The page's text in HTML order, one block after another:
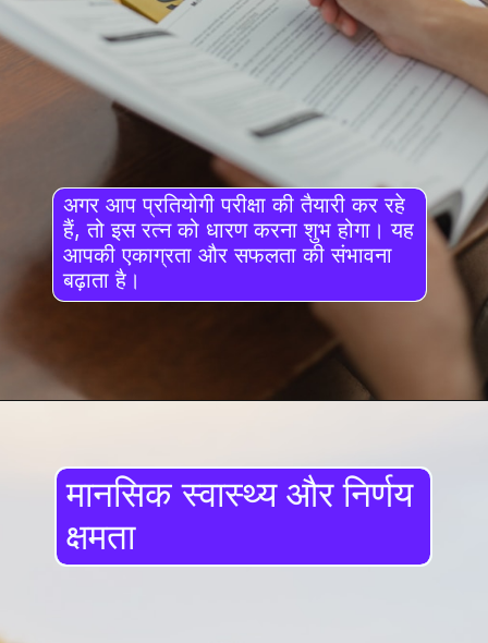
अगर आप प्रतियोगी परीक्षा की तैयारी कर रहे
हैं, तो इस रत्न को धारण करना शुभ होगा। यह
आपकी एकाग्रता और सफलता की संभावना
बढ़ाता है।
मानसिक स्वास्थ्य और निर्णय
क्षमता